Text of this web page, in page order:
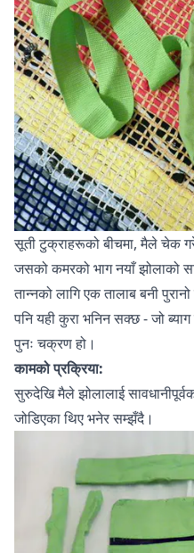
सूती टुक्राहरूको बीचमा, मैले चेक
जसको कमरको भाग नयाँ झोलाको
तान्नको लागि एक तालाब बनी
पनि यही कुरा भनिन सक्छ - जो ब्याग
पुनः चक्रण हो।
कामको प्रक्रिया:
सुरुदेखि मैले झोलालाई
जोडिएका थिए भनेर सम्झँदै।